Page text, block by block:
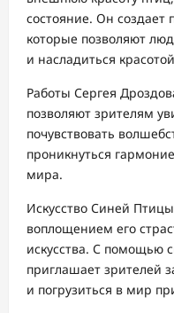
состояние. Он создает
которые позволяют
и насладиться
Работы Сергея
позволяют зрителям
почувствовать
проникнуться
мира.
Искусство Синей
воплощением его
искусства. С помощью
приглашает зрителей
и погрузиться в мир